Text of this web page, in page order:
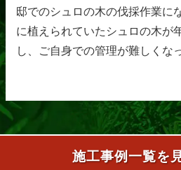
邸でのシュロの木の伐採作業に
に植えられていたシュロの木が
し、ご自身での管理が難しくな
てやすい樹木として知られてい
きくな･･･
施工事例一覧を